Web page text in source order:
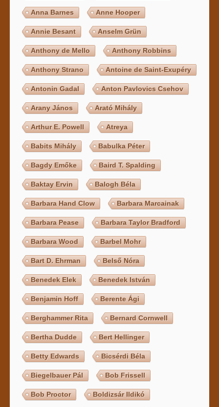
Anna Barnes Anne Hooper
Annie Besant Anselm Grün
Anthony de Mello Anthony Robbins
Anthony Strano Antoine de Saint-Exupéry
Antonin Gadal Anton Pavlovics Csehov
Arany János Arató Mihály
Arthur E. Powell Atreya
Babits Mihály Babulka Péter
Bagdy Emőke Baird T. Spalding
Baktay Ervin Balogh Béla
Barbara Hand Clow Barbara Marcainak
Barbara Pease Barbara Taylor Bradford
Barbara Wood Barbel Mohr
Bart D. Ehrman Belső Nóra
Benedek Elek Benedek István
Benjamin Hoff Berente Ági
Berghammer Rita Bernard Cornwell
Bertha Dudde Bert Hellinger
Betty Edwards Bicsérdi Béla
Biegelbauer Pál Bob Frissell
Bob Proctor Boldizsár Ildikó